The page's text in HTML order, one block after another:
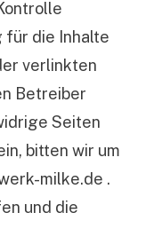
für die Inhalte
verlinkten
Betreiber
Seiten
bitten wir um
milke.de .
und die